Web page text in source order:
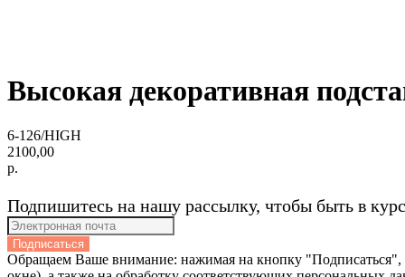
Высокая декоративная
6-126/HIGH
2100,00
р.
Подпишитесь на нашу рассылку, чтобы быть в
Подписаться
Обращаем Ваше внимание: нажимая на кнопку "Подписаться",